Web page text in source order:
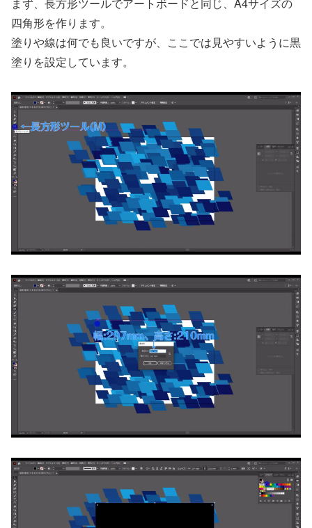
まず、長方形ツールでアートボードと同じ、A4サイズの
四角形を作ります。
塗りや線は何でも良いですが、ここでは見やすいように黒
塗りを設定しています。